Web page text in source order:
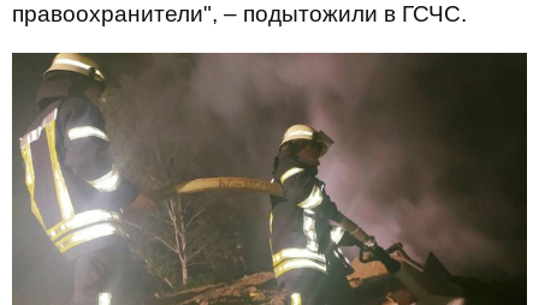
правоохранители", – подытожили в ГСЧС.